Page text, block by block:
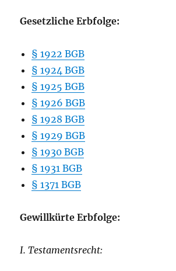
Gesetzliche Erbfolge:
§ 1922 BGB
§ 1924 BGB
§ 1925 BGB
§ 1926 BGB
§ 1928 BGB
§ 1929 BGB
§ 1930 BGB
§ 1931 BGB
§ 1371 BGB
Gewillkürte Erbfolge:
I. Testamentsrecht: